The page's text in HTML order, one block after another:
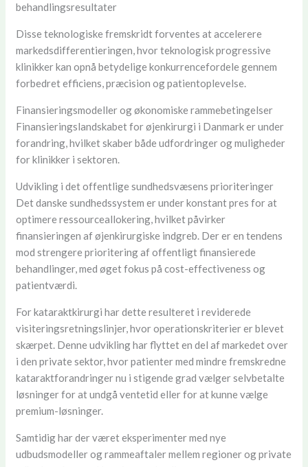
behandlingsresultater
Disse teknologiske fremskridt forventes at accelerere
markedsdifferentieringen, hvor teknologisk progressive
klinikker kan opnå betydelige konkurrencefordele gennem
forbedret efficiens, præcision og patientoplevelse.
Finansieringsmodeller og økonomiske rammebetingelser
Finansieringslandskabet for øjenkirurgi i Danmark er under
forandring, hvilket skaber både udfordringer og muligheder
for klinikker i sektoren.
Udvikling i det offentlige sundhedsvæsens prioriteringer
Det danske sundhedssystem er under konstant pres for at
optimere ressourceallokering, hvilket påvirker
finansieringen af øjenkirurgiske indgreb. Der er en tendens
mod strengere prioritering af offentligt finansierede
behandlinger, med øget fokus på cost-effectiveness og
patientværdi.
For kataraktkirurgi har dette resulteret i reviderede
visiteringsretningslinjer, hvor operationskriterier er blevet
skærpet. Denne udvikling har flyttet en del af markedet over
i den private sektor, hvor patienter med mindre fremskredne
kataraktforandringer nu i stigende grad vælger selvbetalte
løsninger for at undgå ventetid eller for at kunne vælge
premium-løsninger.
Samtidig har der været eksperimenter med nye
udbudsmodeller og rammeaftaler mellem regioner og private